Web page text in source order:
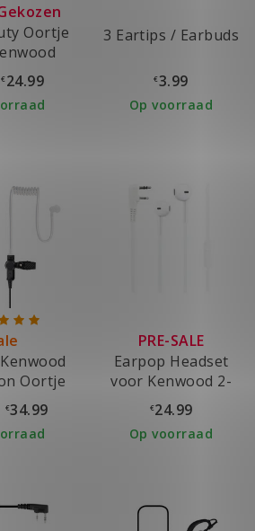
Oortje
€24.99
3 Eartips / Earbuds
€3.99
Op voorraad
Oortje
€34.99
PRE-SALE
Earpop Headset
voor Kenwood 2-
pins
€24.99
Op voorraad